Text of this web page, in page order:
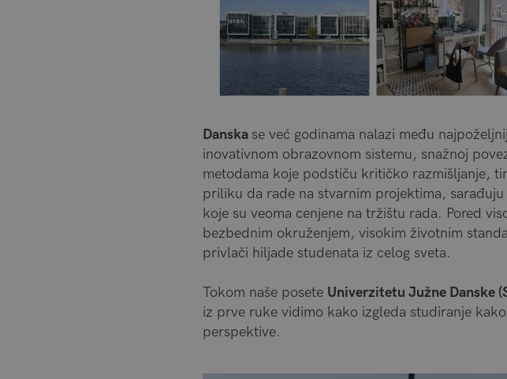
Danska se već godinama nalazi među
inovativnom obrazovnom sistemu, snažnoj
metodama koje podstiču kritičko razmišljanje,
priliku da rade na stvarnim projektima,
koje su veoma cenjene na tržištu rada. Pored
bezbednim okruženjem, visokim životnim
privlači hiljade studenata iz celog sveta.
Tokom naše posete Univerzitetu Južne Danske
iz prve ruke vidimo kako izgleda studiranje
perspektive.